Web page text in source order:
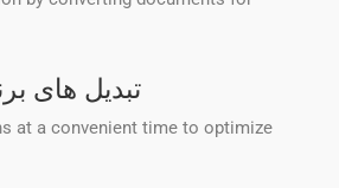
تبدیل های
at a convenient time to optimize